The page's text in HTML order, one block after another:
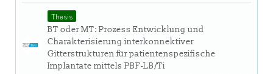
Thesis
BT oder MT: Prozess Entwicklung und
Charakterisierung interkonnektiver
Gitterstrukturen für patientenspezifische
Implantate mittels PBF-LB/Ti